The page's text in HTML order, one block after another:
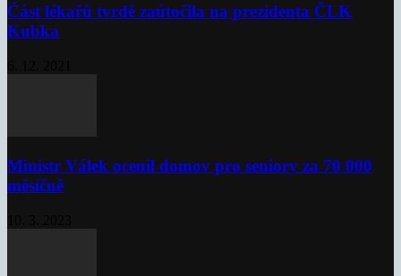
Část lékařů tvrdě zaútočila na prezidenta ČLK
Kubka
Ministr Válek ocenil domov pro seniory za 70 000
měsíčně